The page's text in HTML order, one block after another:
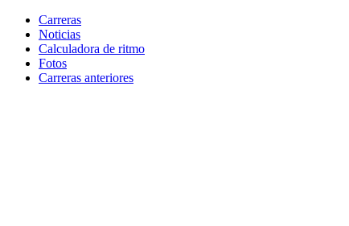
Carreras
Noticias
Calculadora de ritmo
Fotos
Carreras anteriores